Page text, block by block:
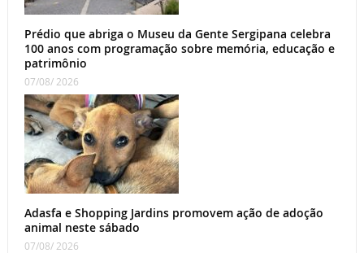
Prédio que abriga o Museu da Gente Sergipana celebra
100 anos com programação sobre memória, educação e
patrimônio
07/08/ 2026
Adasfa e Shopping Jardins promovem ação de adoção
animal neste sábado
07/08/ 2026